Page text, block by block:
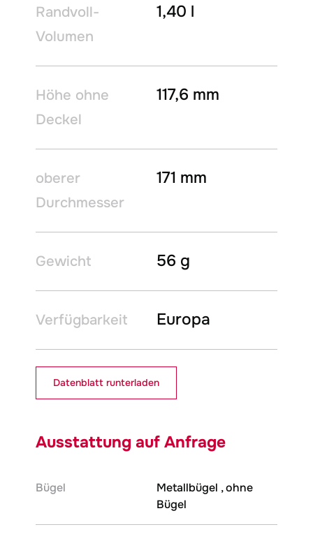
Randvoll-
Volumen
1,40 l
Höhe ohne
Deckel
117,6 mm
oberer
Durchmesser
171 mm
Gewicht 56 g
Verfügbarkeit Europa
Datenblatt runterladen
Ausstattung auf Anfrage
Bügel
Metallbügel , ohne
Bügel